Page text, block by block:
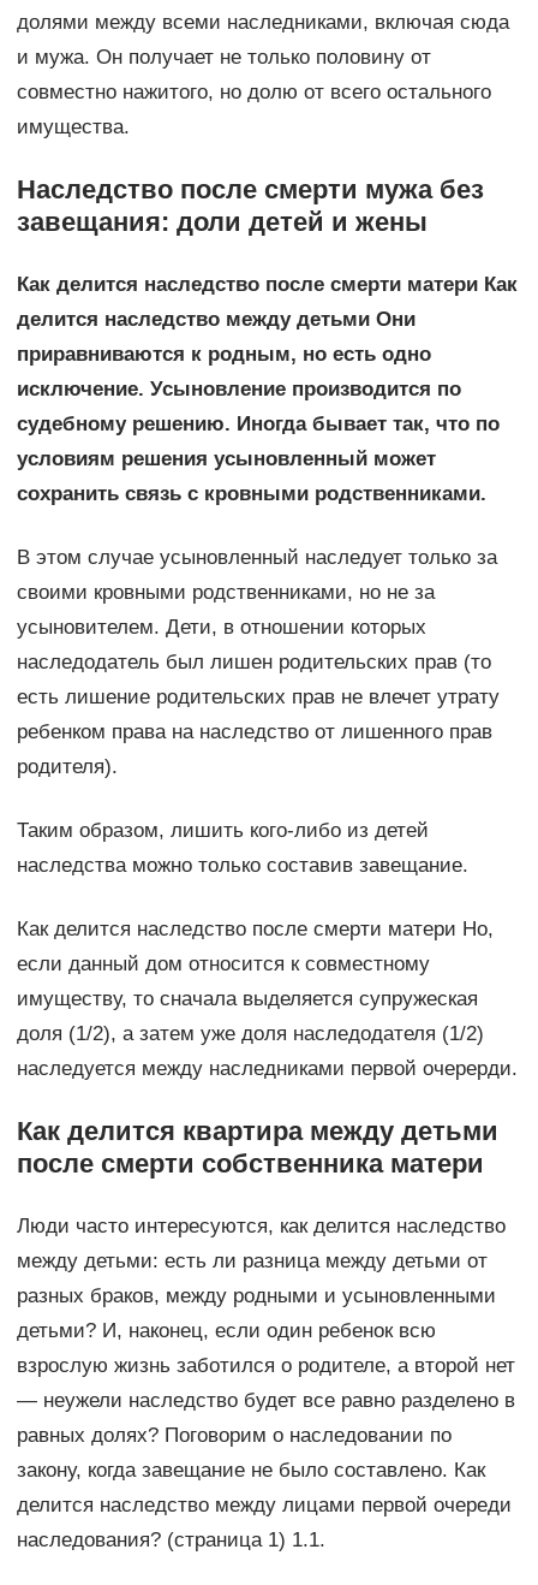
долями между всеми наследниками, включая сюда
и мужа. Он получает не только половину от
совместно нажитого, но долю от всего остального
имущества.
Наследство после смерти мужа без
завещания: доли детей и жены
Как делится наследство после смерти матери Как
делится наследство между детьми Они
приравниваются к родным, но есть одно
исключение. Усыновление производится по
судебному решению. Иногда бывает так, что по
условиям решения усыновленный может
сохранить связь с кровными родственниками.
В этом случае усыновленный наследует только за
своими кровными родственниками, но не за
усыновителем. Дети, в отношении которых
наследодатель был лишен родительских прав (то
есть лишение родительских прав не влечет утрату
ребенком права на наследство от лишенного прав
родителя).
Таким образом, лишить кого-либо из детей
наследства можно только составив завещание.
Как делится наследство после смерти матери Но,
если данный дом относится к совместному
имуществу, то сначала выделяется супружеская
доля (1/2), а затем уже доля наследодателя (1/2)
наследуется между наследниками первой очерерди.
Как делится квартира между детьми
после смерти собственника матери
Люди часто интересуются, как делится наследство
между детьми: есть ли разница между детьми от
разных браков, между родными и усыновленными
детьми? И, наконец, если один ребенок всю
взрослую жизнь заботился о родителе, а второй нет
— неужели наследство будет все равно разделено в
равных долях? Поговорим о наследовании по
закону, когда завещание не было составлено. Как
делится наследство между лицами первой очереди
наследования? (страница 1) 1.1.